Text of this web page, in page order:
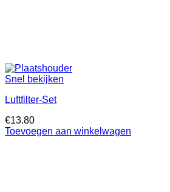
Snel bekijken
Luftfilter-Set
€13.80
Toevoegen aan winkelwagen